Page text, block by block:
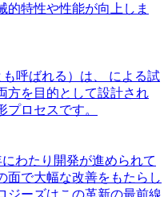
的特性や性能が向上しま
呼ばれる）は、 による試
方を目的として設計され
ロセスです。
わたり開発が進められて
面で大幅な改善をもたらし